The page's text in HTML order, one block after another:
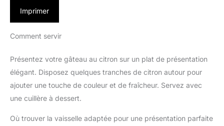
Imprimer
Comment servir
Présentez votre gâteau au citron sur un plat de présentation
élégant. Disposez quelques tranches de citron autour pour
ajouter une touche de couleur et de fraîcheur. Servez avec
une cuillère à dessert.
Où trouver la vaisselle adaptée pour une présentation parfaite